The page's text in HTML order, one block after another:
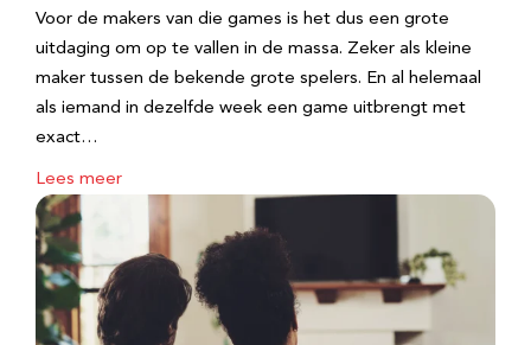
Voor de makers van die games is het dus een grote
uitdaging om op te vallen in de massa. Zeker als kleine
maker tussen de bekende grote spelers. En al helemaal
als iemand in dezelfde week een game uitbrengt met
exact…
Lees meer